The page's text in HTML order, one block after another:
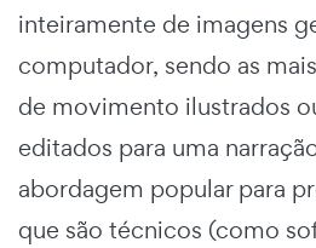
inteiramente de imagens
computador, sendo as
de movimento ilustrados
editados para uma
abordagem popular para
que são técnicos (como